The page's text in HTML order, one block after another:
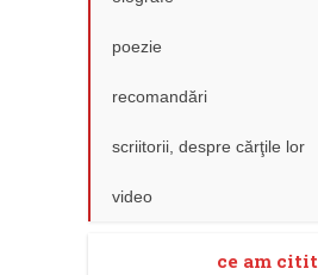
poezie
recomandări
scriitorii, despre cărţile lor
video
ce am citit